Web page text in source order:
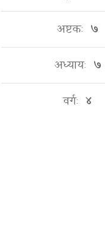
अष्टकः ७
अध्यायः ७
वर्गः ४